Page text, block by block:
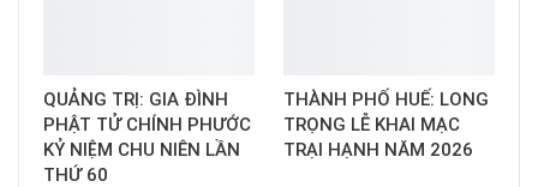
QUẢNG TRỊ: GIA ĐÌNH
PHẬT TỬ CHÍNH PHƯỚC
KỶ NIỆM CHU NIÊN LẦN
THỨ 60
THÀNH PHỐ HUẾ: LONG
TRỌNG LỄ KHAI MẠC
TRẠI HẠNH NĂM 2026